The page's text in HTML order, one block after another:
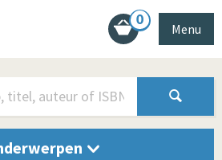
0
Menu